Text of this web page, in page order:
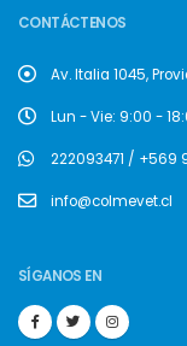
CONTÁCTENOS
Av. Italia 1045,
Lun - Vie: 9:00 -
222093471 / +569
info@colmevet.cl
SÍGANOS EN